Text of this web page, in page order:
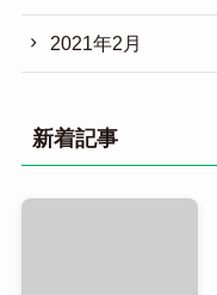
2021年2月
新着記事